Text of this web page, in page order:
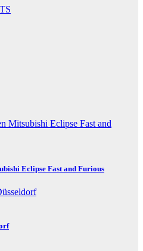
Eclipse Fast and Furious